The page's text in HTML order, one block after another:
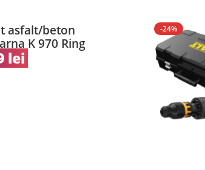
asfalt/beton
K 970 Ring
lei
-24%